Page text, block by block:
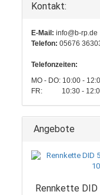
Kontakt:
E-Mail: info@b-rp.de
Telefon: 05676
Telefonzeiten:
MO - DO: 10:00 -
FR: 10:30 - 12:00
Angebote
Rennkette DID